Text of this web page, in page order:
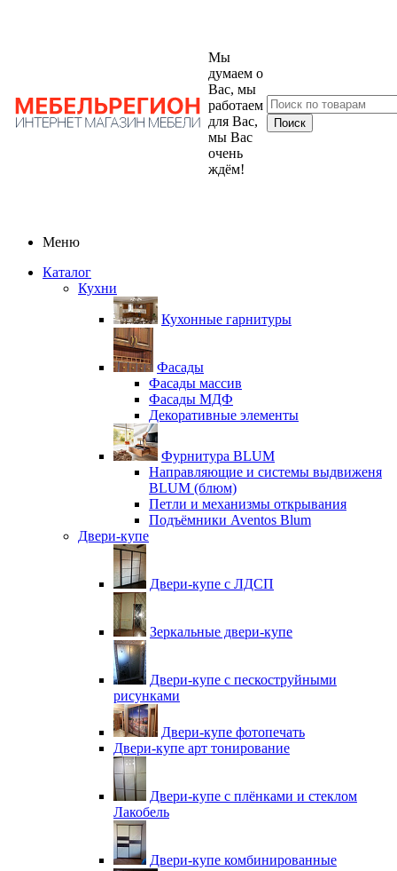
Мы
думаем о
Вас, мы
работаем
для Вас,
мы Вас
очень
ждём!
Меню
Каталог
Кухни
Кухонные гарнитуры
Фасады
Фасады массив
Фасады МДФ
Декоративные элементы
Фурнитура BLUM
Направляющие и системы выдвиженя
BLUM (блюм)
Петли и механизмы открывания
Подъёмники Aventos Blum
Двери-купе
Двери-купе с ЛДСП
Зеркальные двери-купе
Двери-купе с пескоструйными
рисунками
Двери-купе фотопечать
Двери-купе арт тонирование
Двери-купе с плёнками и стеклом
Лакобель
Двери-купе комбинированные